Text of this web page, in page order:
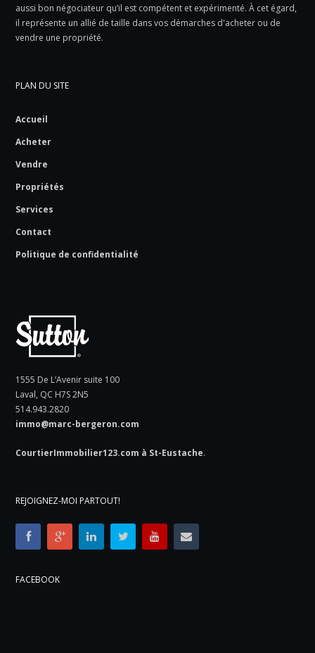
aussi bon négociateur qu’il est compétent et expérimenté. À cet égard,
il représente un allié de taille dans vos démarches d'acheter ou de
vendre une propriété.
PLAN DU SITE
Accueil
Acheter
Vendre
Propriétés
Services
Contact
Politique de confidentialité
1555 De L’Avenir suite 100
Laval, QC H7S 2N5
514.943.2820
immo@marc-bergeron.com
CourtierImmobilier123.com à St-Eustache.
REJOIGNEZ-MOI PARTOUT!
FACEBOOK